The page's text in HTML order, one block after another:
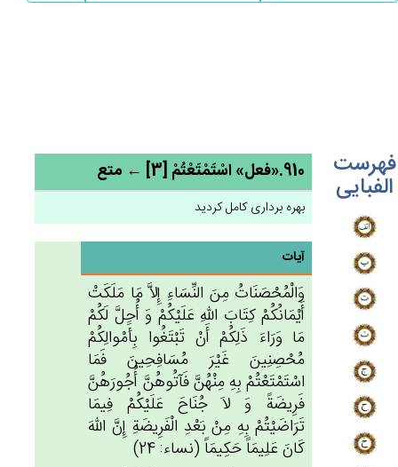
فهرست
الفبایی 910.«فعل» اسْتَمْتَعْتُمْ [3] ← متع
بهره برداری کامل کردید
آیات
وَالْمُحْصَنَات‌ُ مِن‌َ النِّسَاءِ إِلاَّ مَا مَلَكَت‌ْ
أَيْمَانُكُم‌ْ كِتَاب‌َ الله‌ِ عَلَيْكُم‌ْ وَ أُحِل‌َّ لَكُمْ‌
مَا وَرَاءَ ذَلِكُم‌ْ أَنْ‌ تَبْتَغُوا بِأَمْوالِكُمْ‌
مُحْصِنِين‌َ غَيْرَ مُسَافِحِين‌َ فَمَا
اسْتَمْتَعْتُم‌ْ بِه‌ِ مِنْهُن‌َّ فَآتُوهُن‌َّ أُجُورَهُن‌َّ
فَرِيضَة‌ً وَ لاَ جُنَاح‌َ عَلَيْكُم‌ْ فِيمَا
تَرَاضَيْتُمْ‌ بِه‌ِ مِنْ‌ بَعْدِ الْفَرِيضَة‌ِ إِن‌َّ الله‌َ
كَان‌َ عَلِيمَاً حَكِيمَاً (نساء: 24)